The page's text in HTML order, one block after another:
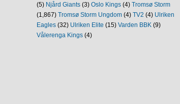
(5) Njård Giants(3) Oslo Kings(4) Tromsø Storm
(1,867) Tromsø Storm Ungdom(4) TV2 (4) Ulriken
Eagles(32) Ulriken Elite (15) Varden BBK(9)
Vålerenga Kings(4)